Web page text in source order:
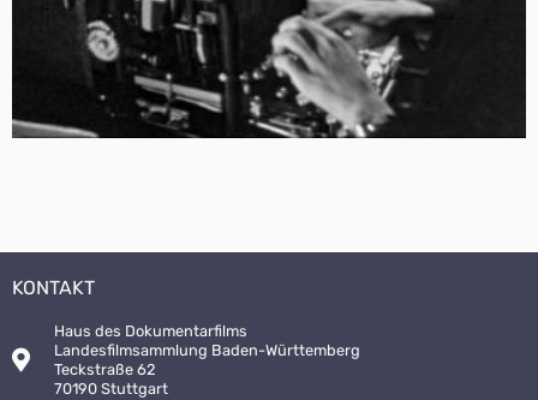
KONTAKT
Haus des Dokumentarfilms
Landesfilmsammlung Baden-Württemberg
Teckstraße 62
70190 Stuttgart